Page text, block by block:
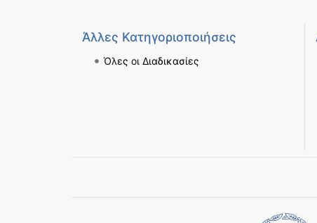
Άλλες Κατηγοριοποιήσεις
Όλες οι Διαδικασίες